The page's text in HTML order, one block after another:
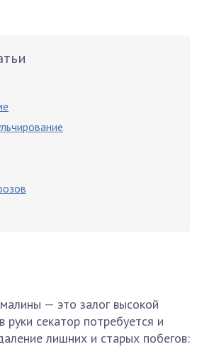
— это залог высокой
руки секатор потребуется и
лишних и старых побегов: